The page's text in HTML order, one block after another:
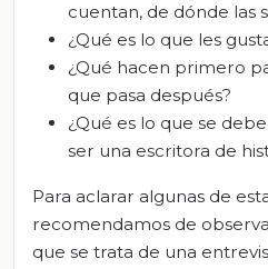
cuentan, de dónde las
¿Qué es lo que les
¿Qué hacen primero
que pasa después?
¿Qué es lo que se
ser una escritora de
Para aclarar algunas de
recomendamos de
que se trata de una